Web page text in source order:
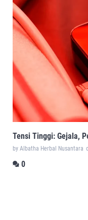
Tensi Tinggi: Gejala,
by Albatha Herbal Nusantara
0